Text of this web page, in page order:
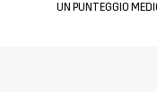
UN PUNTEGGIO